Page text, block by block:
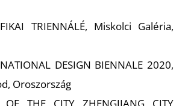
TRIENNÁLÉ, Miskolci Galéria,
DESIGN BIENNALE 2020,
Oroszország